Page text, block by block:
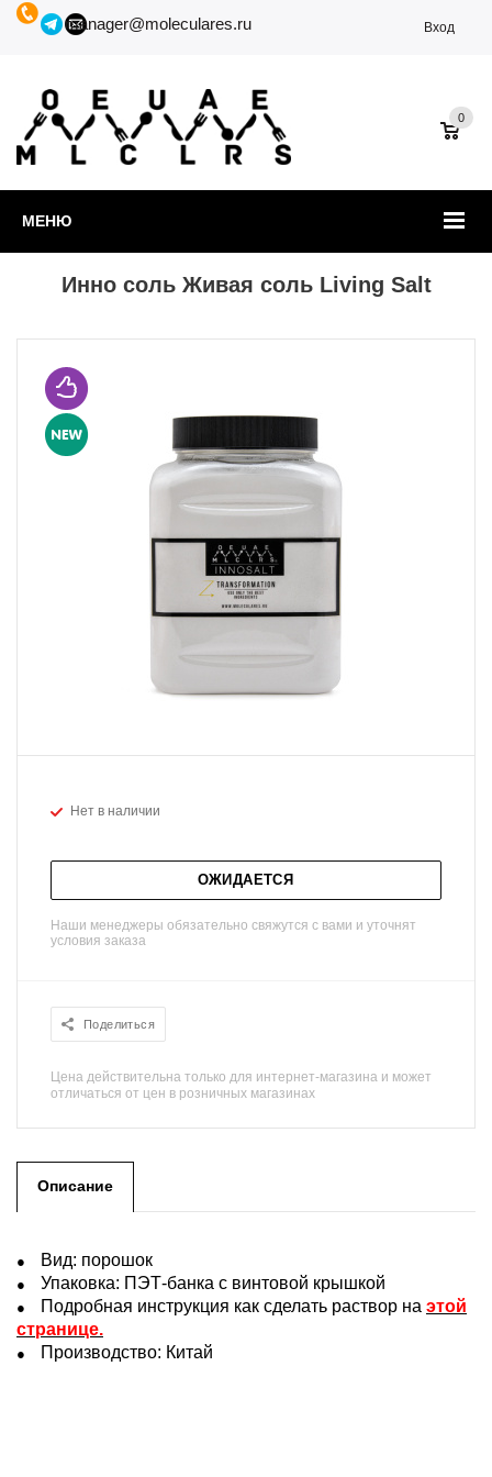
manager@moleculares.ru Вход
МЕНЮ
0
Инно соль Живая соль Living Salt
Нет в наличии
ОЖИДАЕТСЯ
Наши менеджеры обязательно свяжутся с вами и уточнят
условия заказа
Поделиться
Цена действительна только для интернет-магазина и может
отличаться от цен в розничных магазинах
Описание
Вид: порошок
Упаковка: ПЭТ-банка с винтовой крышкой
Подробная инструкция как сделать раствор на этой
странице.
Производство: Китай